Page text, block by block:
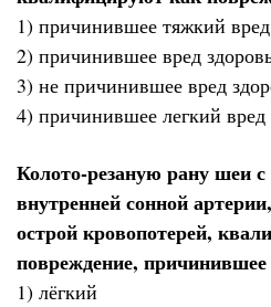
1) причинившее тяжкий
2) причинившее вред
3) не причинившее вред
4) причинившее легкий вред
Колото-резаную рану шеи с
внутренней сонной
острой кровопотерей,
повреждение,
1) лёгкий